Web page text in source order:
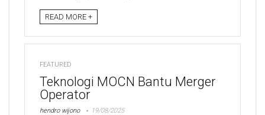
READ MORE +
FEATURED
Teknologi MOCN Bantu Merger
Operator
hendro wijono 19/08/2025